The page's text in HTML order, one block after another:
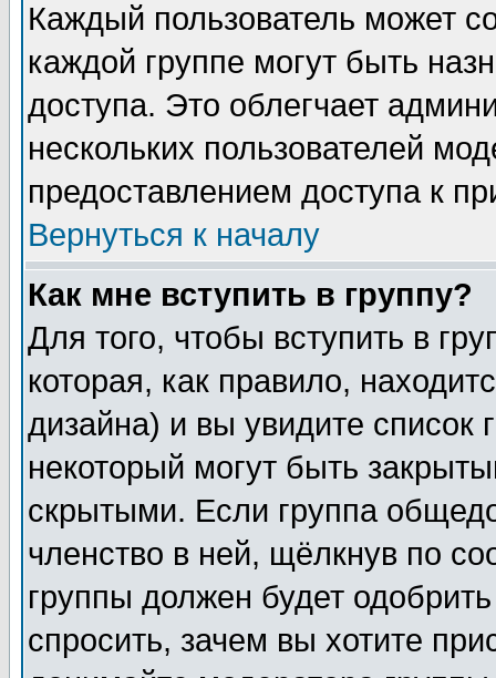
Каждый пользователь может
каждой группе могут быть
доступа. Это облегчает
нескольких пользователей
предоставлением доступа к
Вернуться к началу
Как мне вступить в группу?
Для того, чтобы вступить в
которая, как правило,
дизайна) и вы увидите список
некоторый могут быть
скрытыми. Если группа
членство в ней, щёлкнув по
группы должен будет
спросить, зачем вы хотите